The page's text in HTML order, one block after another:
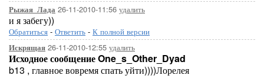
Рыжая_Лада 26-11-2010-11:56 удалить
и я забегу))
Обратиться - Ответить - К полной версии
Искрящая 26-11-2010-12:55 удалить
Исходное сообщение One_s_Other_Dyad
b13 , главное вовремя спать уйти))))Лорелея